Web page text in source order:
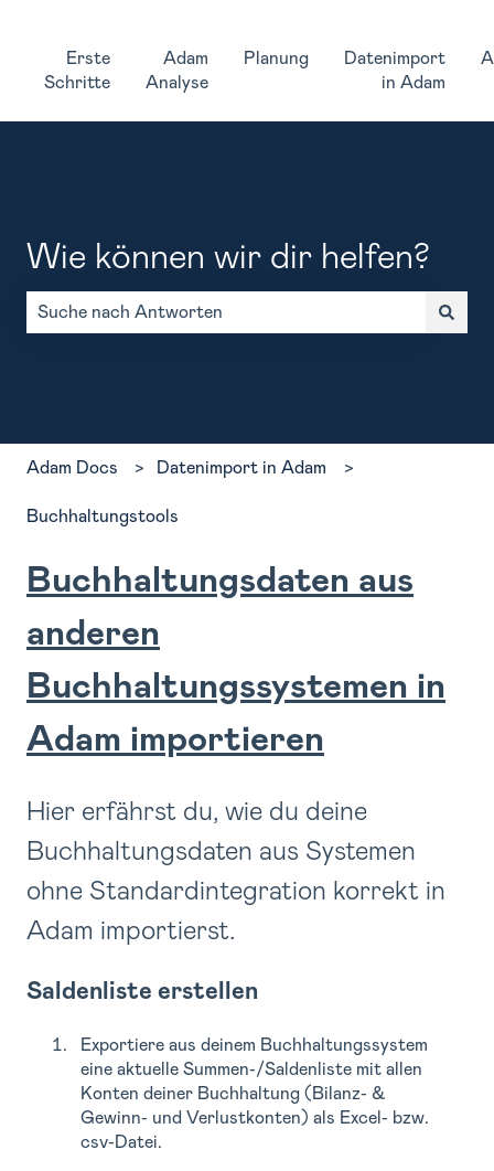
Erste
Schritte
Adam
Analyse
Planung
Datenimport
in Adam
Wie können wir dir helfen?
Adam Docs Datenimport in Adam
Buchhaltungstools
Buchhaltungsdaten aus
anderen
Buchhaltungssystemen in
Adam importieren
Hier erfährst du, wie du deine
Buchhaltungsdaten aus Systemen
ohne Standardintegration korrekt in
Adam importierst.
Saldenliste erstellen
Exportiere aus deinem Buchhaltungssystem
eine aktuelle Summen-/Saldenliste mit allen
Konten deiner Buchhaltung (Bilanz- &
Gewinn- und Verlustkonten) als Excel- bzw.
csv-Datei.